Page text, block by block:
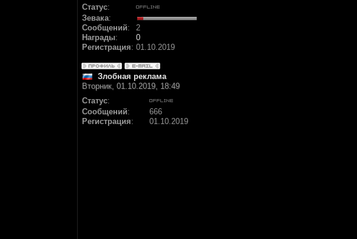
Статус:
Зевака:
Сообщений:
2
Награды:
0
Регистрация: 01.10.2019
Злобная реклама
Вторник, 01.10.2019, 18:49
Статус:
Сообщений:
666
Регистрация: 01.10.2019